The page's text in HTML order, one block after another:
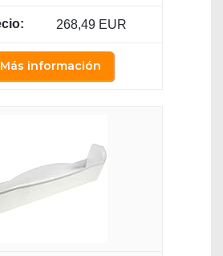
268,49 EUR
Más información